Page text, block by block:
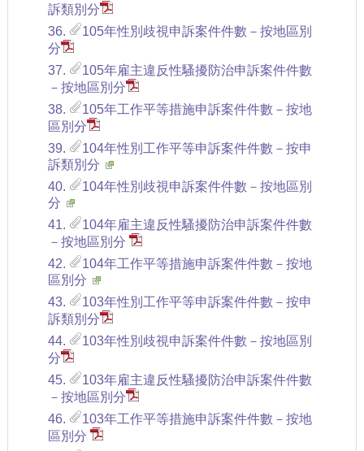
訴類別分
36.
105年性別歧視申訴案件件數－按地區別
分
37.
105年雇主違反性騷擾防治申訴案件件數
－按地區別分
38.
105年工作平等措施申訴案件件數－按地
區別分
39.
104年性別工作平等申訴案件件數－按申
訴類別分
40.
104年性別歧視申訴案件件數－按地區別
分
41.
104年雇主違反性騷擾防治申訴案件件數
－按地區別分
42.
104年工作平等措施申訴案件件數－按地
區別分
43.
103年性別工作平等申訴案件件數－按申
訴類別分
44.
103年性別歧視申訴案件件數－按地區別
分
45.
103年雇主違反性騷擾防治申訴案件件數
－按地區別分
46.
103年工作平等措施申訴案件件數－按地
區別分